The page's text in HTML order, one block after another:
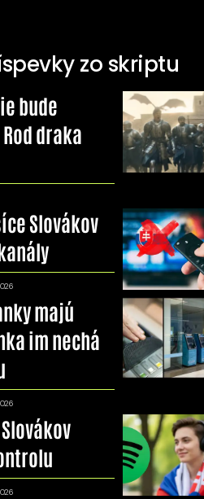
zo skriptu
bude
draka
Slovákov
majú
im nechá